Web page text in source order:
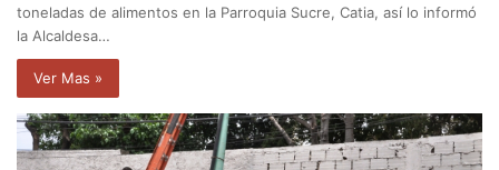
toneladas de alimentos en la Parroquia Sucre, Catia, así lo informó
la Alcaldesa…
Ver Mas »